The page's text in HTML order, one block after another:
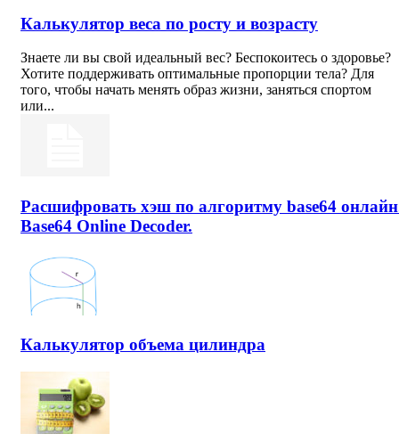
Калькулятор веса по росту и возрасту
Знаете ли вы свой идеальный вес? Беспокоитесь о здоровье?
Хотите поддерживать оптимальные пропорции тела? Для
того, чтобы начать менять образ жизни, заняться спортом
или...
Расшифровать хэш по алгоритму base64
Base64 Online Decoder.
Калькулятор объема цилиндра